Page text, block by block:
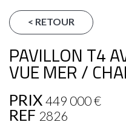
< RETOUR
PAVILLON T4
VUE MER /
PRIX 449 000€
REF 2826